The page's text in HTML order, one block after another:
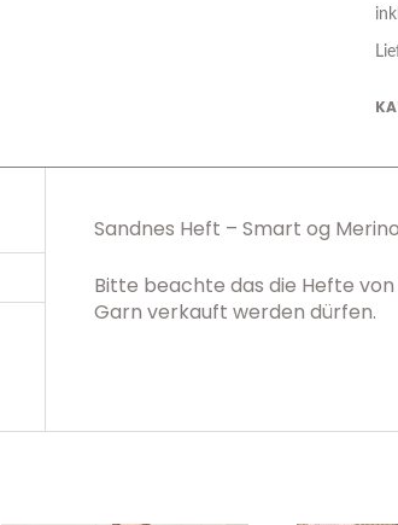
Sandnes Heft – Smart og
Bitte beachte das die Hefte von
Garn verkauft werden dürfen.